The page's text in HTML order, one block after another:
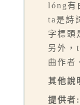
lóng有
ta是詩
字標頭
另外，
曲作者
其他說
提供者: